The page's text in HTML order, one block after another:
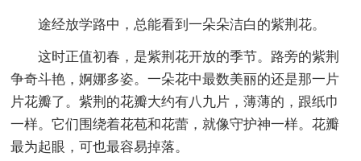
途经放学路中，总能看到一朵朵洁白的紫荆花。
这时正值初春，是紫荆花开放的季节。路旁的紫荆
争奇斗艳，婀娜多姿。一朵花中最数美丽的还是那一片
片花瓣了。紫荆的花瓣大约有八九片，薄薄的，跟纸巾
一样。它们围绕着花苞和花蕾，就像守护神一样。花瓣
最为起眼，可也最容易掉落。